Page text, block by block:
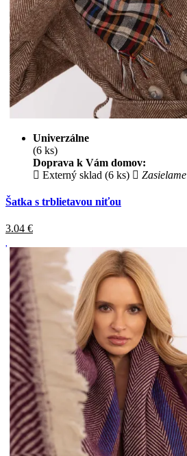
Univerzálne
(6 ks)
Doprava k Vám domov:
Externý sklad (6 ks)
Šatka s trblietavou niťou
3.04 €